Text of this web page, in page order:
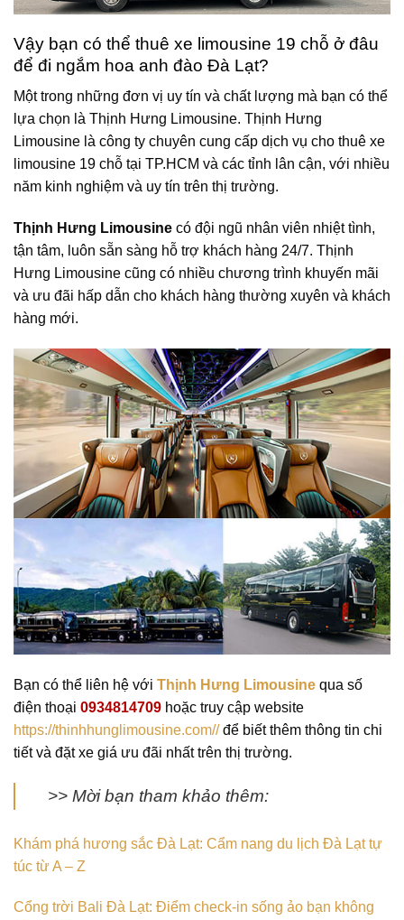
Vậy bạn có thể thuê xe limousine 19 chỗ ở đâu
để đi ngắm hoa anh đào Đà Lạt?
Một trong những đơn vị uy tín và chất lượng mà bạn có thể
lựa chọn là Thịnh Hưng Limousine. Thịnh Hưng
Limousine là công ty chuyên cung cấp dịch vụ cho thuê xe
limousine 19 chỗ tại TP.HCM và các tỉnh lân cận, với nhiều
năm kinh nghiệm và uy tín trên thị trường.
Thịnh Hưng Limousine có đội ngũ nhân viên nhiệt tình,
tận tâm, luôn sẵn sàng hỗ trợ khách hàng 24/7. Thịnh
Hưng Limousine cũng có nhiều chương trình khuyến mãi
và ưu đãi hấp dẫn cho khách hàng thường xuyên và khách
hàng mới.
Bạn có thể liên hệ với Thịnh Hưng Limousine qua số
điện thoại 0934814709 hoặc truy cập website
https://thinhhunglimousine.com//để biết thêm thông tin chi
tiết và đặt xe giá ưu đãi nhất trên thị trường.
>> Mời bạn tham khảo thêm:
Khám phá hương sắc Đà Lạt: Cẩm nang du lịch Đà Lạt tự
túc từ A – Z
Cổng trời Bali Đà Lạt: Điểm check-in sống ảo bạn không